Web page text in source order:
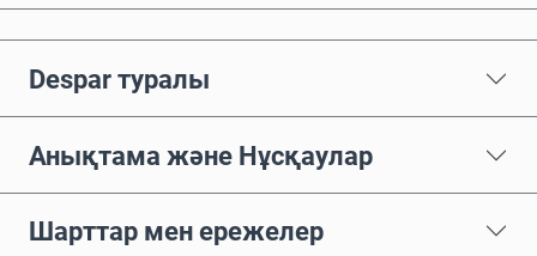
Despar туралы
Анықтама және Нұсқаулар
Шарттар мен ережелер